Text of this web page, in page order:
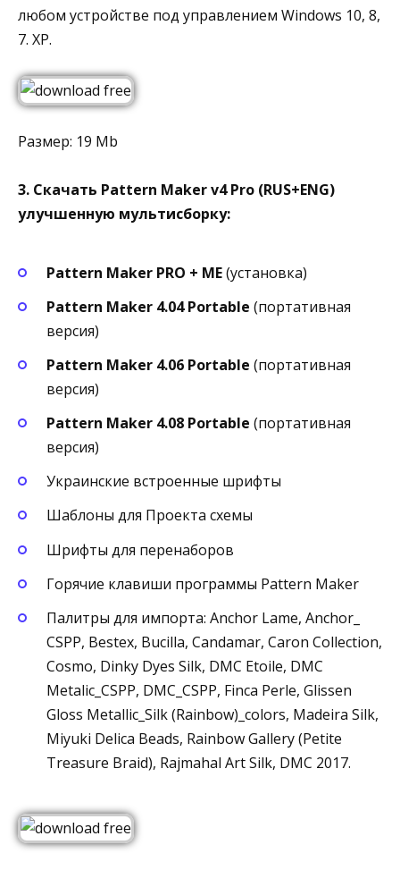
любом устройстве под управлением Windows 10, 8,
7. XP.
Размер: 19 Mb
3. Скачать Pattern Maker v4 Pro (RUS+ENG)
улучшенную мультисборку:
Pattern Maker PRO + ME(установка)
Pattern Maker 4.04 Portable (портативная
версия)
Pattern Maker 4.06 Portable (портативная
версия)
Pattern Maker 4.08 Portable (портативная
версия)
Украинские встроенные шрифты
Шаблоны для Проекта схемы
Шрифты для перенаборов
Горячие клавиши программы Pattern Maker
Палитры для импорта: Anchor Lame, Anchor_
CSPP, Bestex, Bucilla, Candamar, Caron Collection,
Cosmo, Dinky Dyes Silk, DMC Etoile, DMC
Metalic_CSPP, DMC_CSPP, Finca Perle, Glissen
Gloss Metallic_Silk (Rainbow)_colors, Madeira Silk,
Miyuki Delica Beads, Rainbow Gallery (Petite
Treasure Braid), Rajmahal Art Silk, DMC 2017.